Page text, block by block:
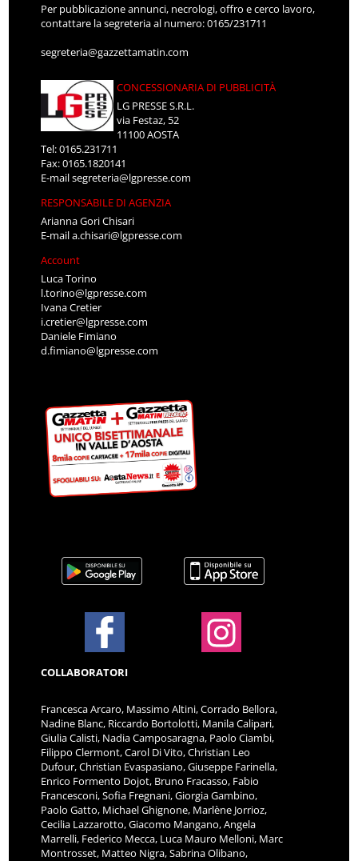
Per pubblicazione annunci, necrologi, offro e cerco lavoro,
contattare la segreteria al numero: 0165/231711
segreteria@gazzettamatin.com
CONCESSIONARIA DI PUBBLICITÀ
LG PRESSE S.R.L.
via Festaz, 52
11100 AOSTA
Tel: 0165.231711
Fax: 0165.1820141
E-mailsegreteria@lgpresse.com
RESPONSABILE DI AGENZIA
Arianna Gori Chisari
E-maila.chisari@lgpresse.com
Account
Luca Torino
l.torino@lgpresse.com
Ivana Cretier
i.cretier@lgpresse.com
Daniele Fimiano
d.fimiano@lgpresse.com
COLLABORATORI
Francesca Arcaro, Massimo Altini, Corrado Bellora,
Nadine Blanc, Riccardo Bortolotti, Manila Calipari,
Giulia Calisti, Nadia Camposaragna, Paolo Ciambi,
Filippo Clermont, Carol Di Vito, Christian Leo
Dufour, Christian Evaspasiano, Giuseppe Farinella,
Enrico Formento Dojot, Bruno Fracasso, Fabio
Francesconi, Sofia Fregnani, Giorgia Gambino,
Paolo Gatto, Michael Ghignone, Marlène Jorrioz,
Cecilia Lazzarotto, Giacomo Mangano, Angela
Marrelli, Federico Mecca, Luca Mauro Melloni, Marc
Montrosset, Matteo Nigra, Sabrina Olibano,